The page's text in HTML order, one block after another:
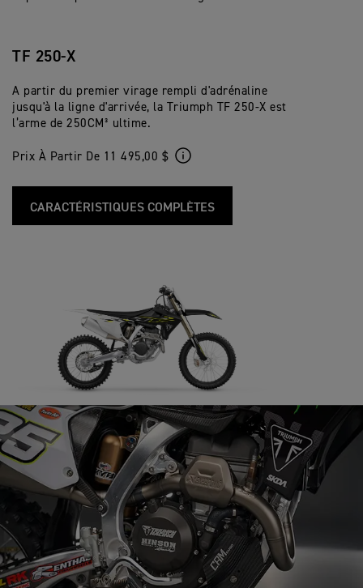
TF 250-X
A partir du premier virage rempli d'adrénaline
jusqu'à la ligne d'arrivée, la Triumph TF 250-X est
l’arme de 250CM³ ultime.
Prix À Partir De 11 495,00 $
CARACTÉRISTIQUES COMPLÈTES